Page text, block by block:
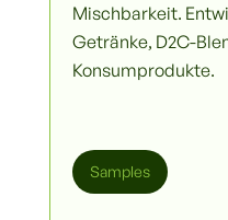
Mischbarkeit.
Getränke, D2C-
Konsumprodukte.
Samples